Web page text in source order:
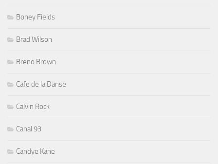
Boney Fields
Brad Wilson
Breno Brown
Cafe de la Danse
Calvin Rock
Canal 93
Candye Kane